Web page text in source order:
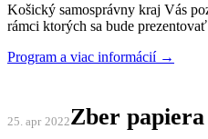
Košický samosprávny kraj Vás
rámci ktorých sa bude
Program a viac informácií →
25. apr 2022Zber papiera